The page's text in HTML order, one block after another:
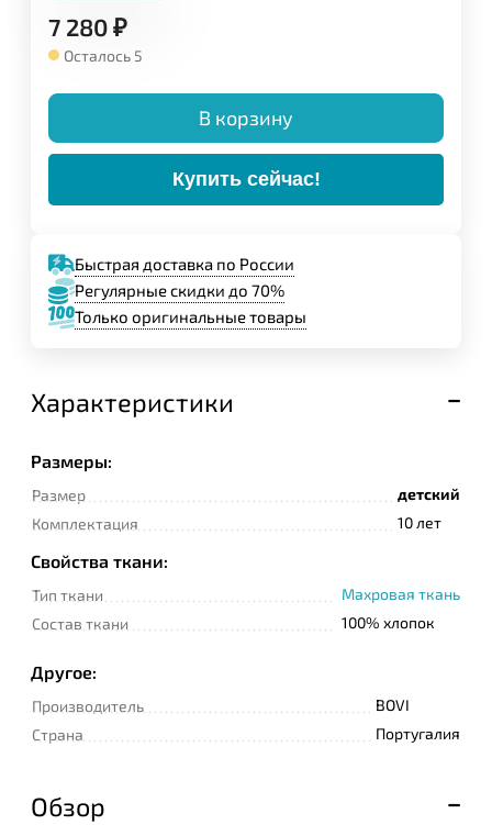
7 280₽
Осталось 5
В корзину
Купить сейчас!
Быстрая доставка по России
Регулярные скидки до 70%
Только оригинальные товары
Характеристики
Размеры:
Размер
детский
Комплектация
10 лет
Свойства ткани:
Тип ткани
Махровая ткань
Состав ткани
100% хлопок
Другое:
Производитель
BOVI
Страна
Португалия
Обзор